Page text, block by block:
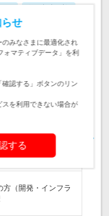
中
フルリモートOK！
＼ オタ活がしっ
をき…
ーメイドのキャリア
属可能！上流、実
（開発・インフラ
せ
みなさまに最適化され
マティブデータ」を利
認する」ボタンのリン
を利用できない場合が
する